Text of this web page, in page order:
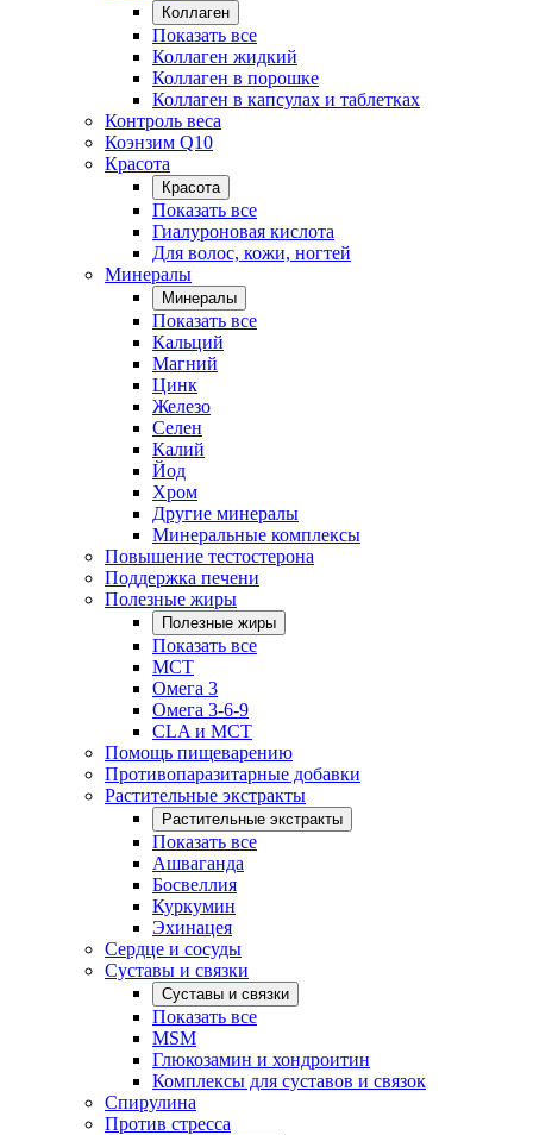
Коллаген
Показать все
Коллаген жидкий
Коллаген в порошке
Коллаген в капсулах и таблетках
Контроль веса
Коэнзим Q10
Красота
Красота
Показать все
Гиалуроновая кислота
Для волос, кожи, ногтей
Минералы
Минералы
Показать все
Кальций
Магний
Цинк
Железо
Селен
Калий
Йод
Хром
Другие минералы
Минеральные комплексы
Повышение тестостерона
Поддержка печени
Полезные жиры
Полезные жиры
Показать все
MCT
Омега 3
Омега 3-6-9
CLA и MCT
Помощь пищеварению
Противопаразитарные добавки
Растительные экстракты
Растительные экстракты
Показать все
Ашваганда
Босвеллия
Куркумин
Эхинацея
Сердце и сосуды
Суставы и связки
Суставы и связки
Показать все
MSM
Глюкозамин и хондроитин
Комплексы для суставов и связок
Спирулина
Против стресса